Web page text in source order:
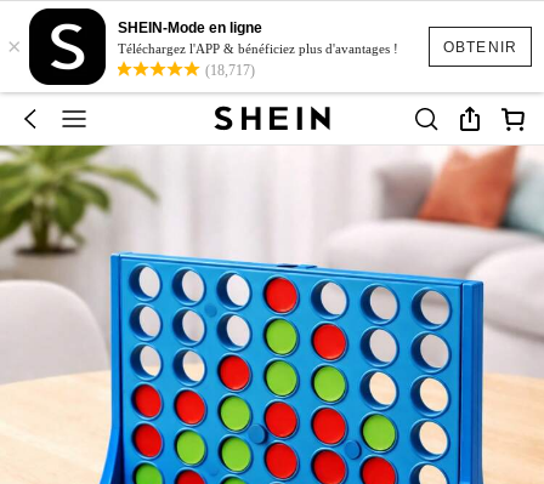
OBTENIR
×
SHEIN-Mode en ligne
Téléchargez l'APP & bénéficiez plus d'avantages !
(18,717)